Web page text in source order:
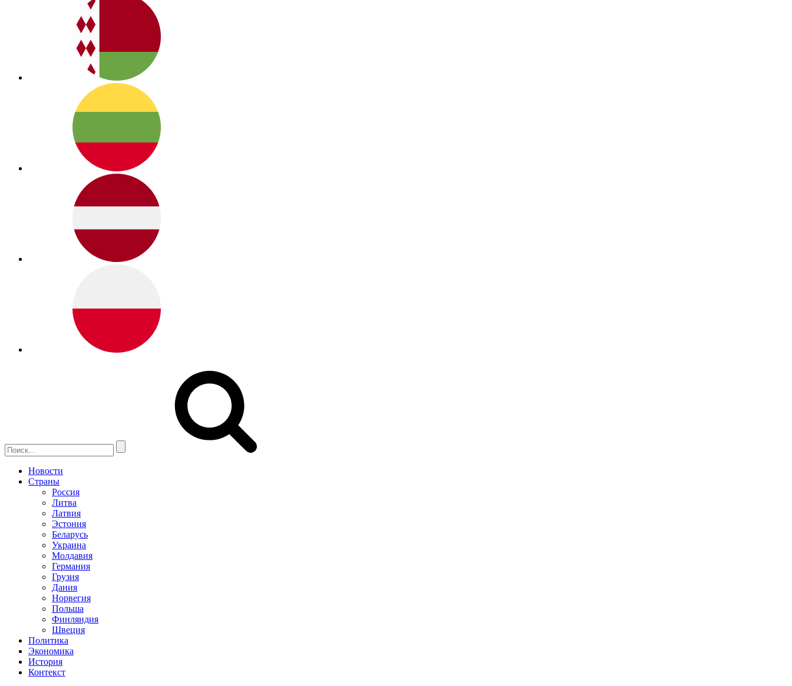
Новости
Страны
Россия
Литва
Латвия
Эстония
Беларусь
Украина
Молдавия
Германия
Грузия
Дания
Норвегия
Польша
Финляндия
Швеция
Политика
Экономика
История
Контекст